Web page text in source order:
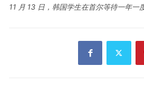
11 月 13 日，韩国学生在首尔等待一年一